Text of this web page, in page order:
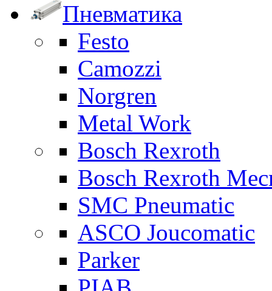
Пневматика
Festo
Camozzi
Norgren
Metal Work
Bosch Rexroth
Bosch Rexroth
SMC Pneumatic
ASCO Joucomatic
Parker